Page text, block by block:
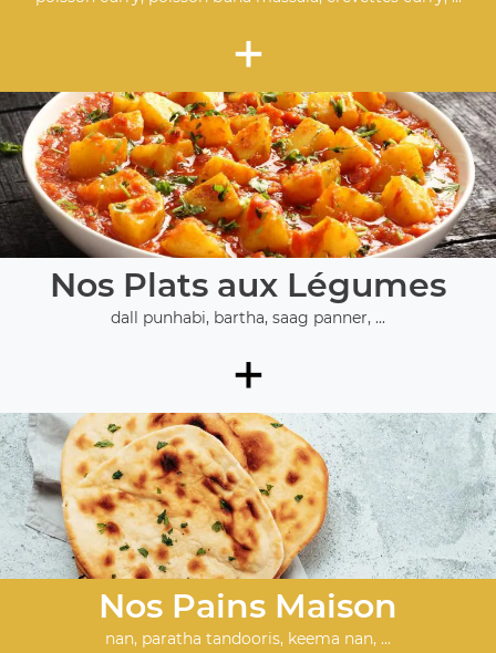
+
Nos Plats aux Légumes
dall punhabi, bartha, saag panner, ...
+
Nos Pains Maison
nan, paratha tandooris, keema nan, ...